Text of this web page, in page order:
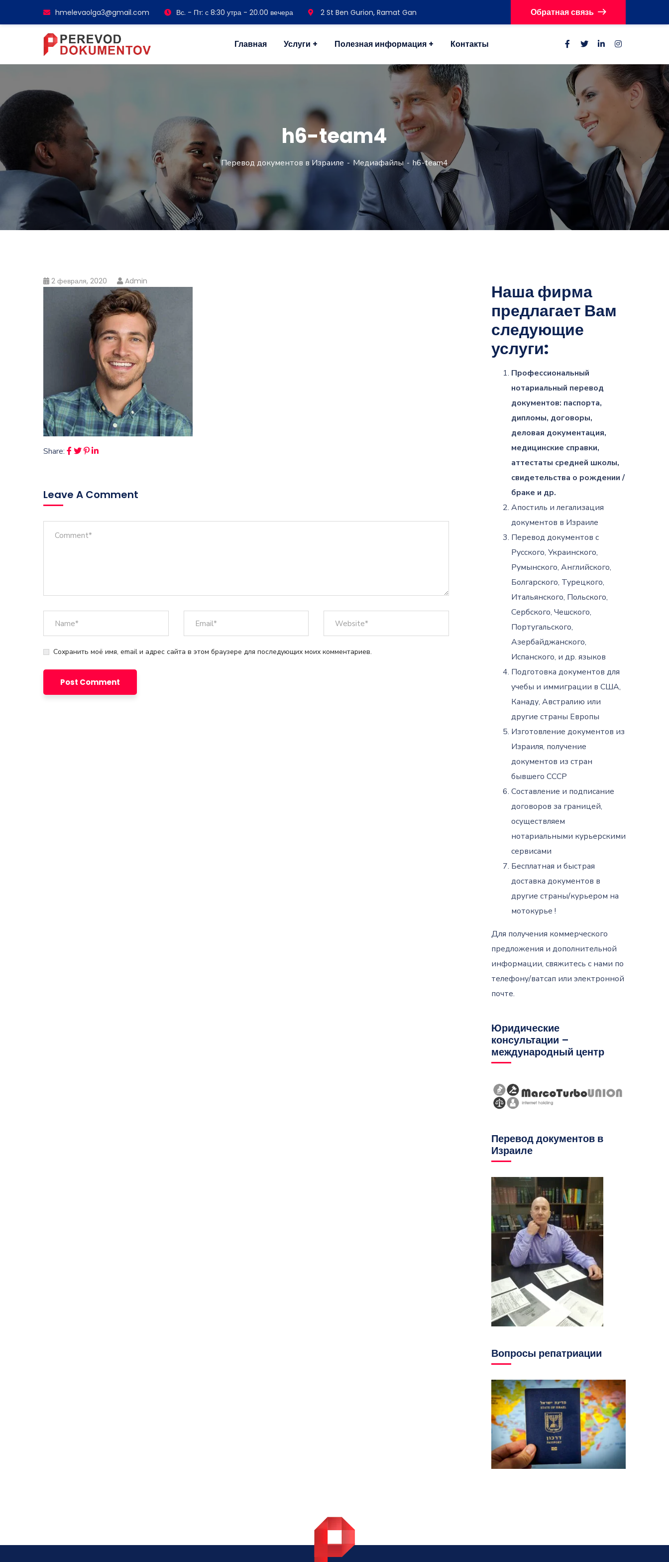
hmelevaolga3@gmail.com Вс. - Пт: с 8:30 утра - 20.00 вечера 2 St Ben Gurion, Ramat Gan Обратная связь
Главная Услуги Полезная информация Контакты
h6-team4
Перевод документов в Израиле Медиафайлы h6-team4
2 февраля, 2020 Admin
Share:
Leave A Comment
Сохранить моё имя, email и адрес сайта в этом браузере для последующих моих комментариев.
Наша фирма
предлагает Вам
следующие
услуги:
Профессиональный
нотариальный перевод
документов: паспорта,
дипломы, договоры,
деловая документация,
медицинские справки,
аттестаты средней школы,
свидетельства о рождении /
браке и др.
Апостиль и легализация
документов в Израиле
Перевод документов с
Русского, Украинского,
Румынского, Английского,
Болгарского, Турецкого,
Итальянского, Польского,
Сербского, Чешского,
Португальского,
Азербайджанского,
Испанского, и др. языков
Подготовка документов для
учебы и иммиграции в США,
Канаду, Австралию или
другие страны Европы
Изготовление документов из
Израиля, получение
документов из стран
бывшего СССР
Составление и подписание
договоров за границей,
осуществляем
нотариальными курьерскими
сервисами
Бесплатная и быстрая
доставка документов в
другие страны/курьером на
мотокурье !
Для получения коммерческого
предложения и дополнительной
информации, свяжитесь с нами по
телефону/ватсап или электронной
почте.
Юридические
консультации –
международный центр
Перевод документов в
Израиле
Вопросы репатриации